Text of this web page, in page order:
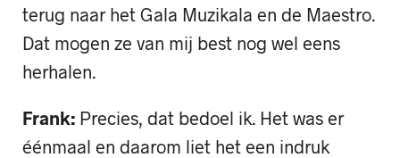
terug naar het Gala Muzikala en de Maestro.
Dat mogen ze van mij best nog wel eens
herhalen.
Frank: Precies, dat bedoel ik. Het was er
éénmaal en daarom liet het een indruk